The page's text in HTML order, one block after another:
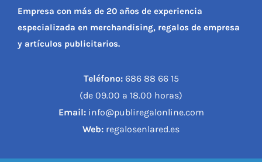
Empresa con más de 20 años de experiencia
especializada en merchandising, regalos de empresa
y artículos publicitarios.
Teléfono:686 88 66 15
(de 09.00 a 18.00 horas)
Email:info@publiregalonline.com
Web: regalosenlared.es